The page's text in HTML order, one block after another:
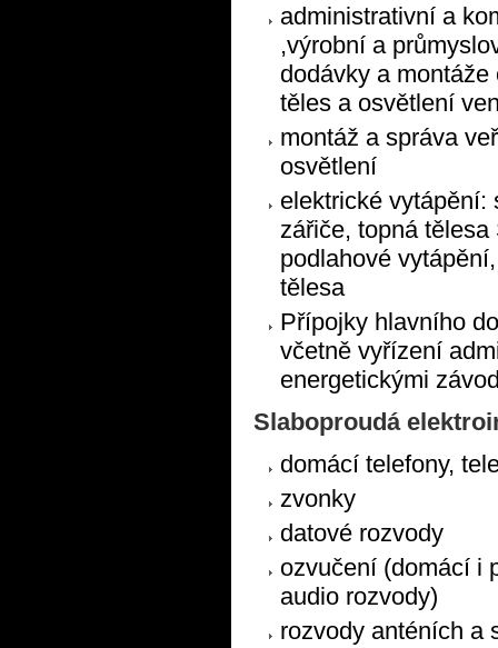
administrativní a
,výrobní a
dodávky a
těles a osvětlení
montáž a správa
osvětlení
elektrické vytápění:
zářiče, topná tělesa
podlahové
tělesa
Přípojky hlavního
včetně vyřízení
energetickými
Slaboproudá
domácí telefony,
zvonky
datové rozvody
ozvučení (domácí i
audio rozvody)
rozvody anténích a